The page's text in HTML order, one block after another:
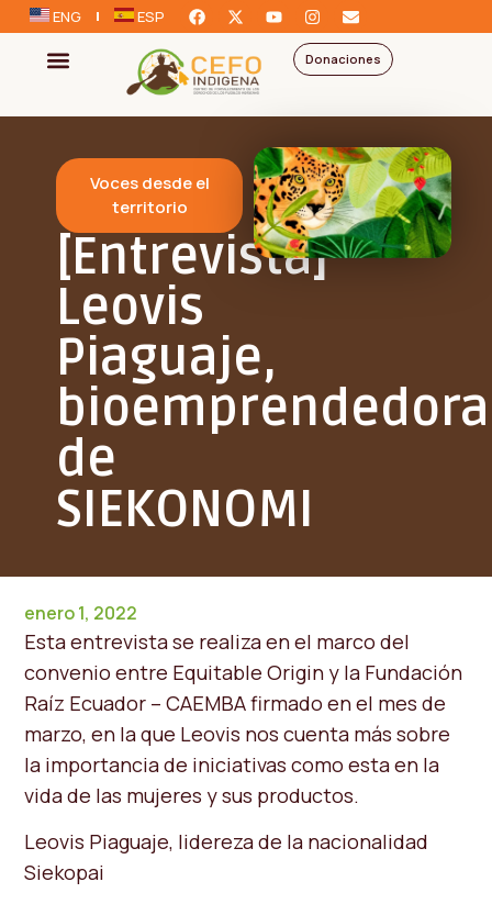
ENG ESP
Donaciones
Voces desde el
territorio
[Entrevista]
Leovis
Piaguaje,
bioemprendedora
de
SIEKONOMI
enero 1, 2022
Esta entrevista se realiza en el marco del
convenio entre Equitable Origin y la Fundación
Raíz Ecuador – CAEMBA firmado en el mes de
marzo, en la que Leovis nos cuenta más sobre
la importancia de iniciativas como esta en la
vida de las mujeres y sus productos.
Leovis Piaguaje, lidereza de la nacionalidad
Siekopai